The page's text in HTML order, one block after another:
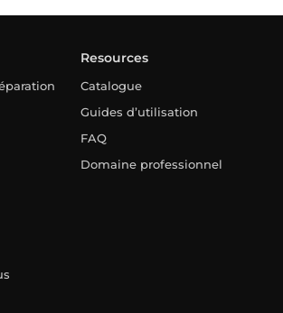
Resources
Catalogue
Guides d’utilisation
FAQ
Domaine professionnel